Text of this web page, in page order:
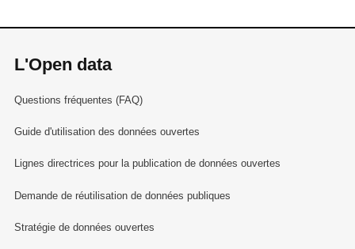
L'Open data
Questions fréquentes (FAQ)
Guide d'utilisation des données ouvertes
Lignes directrices pour la publication de données ouvertes
Demande de réutilisation de données publiques
Stratégie de données ouvertes